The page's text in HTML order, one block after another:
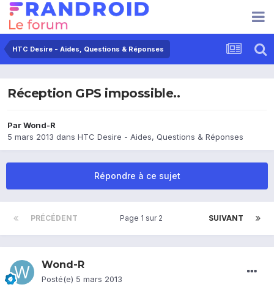
HTC Desire - Aides, Questions & Réponses
Réception GPS impossible..
ParWond-R
5 mars 2013 dans HTC Desire - Aides, Questions & Réponses
Répondre à ce sujet
PRÉCÉDENT SUIVANT
Page 1 sur 2
Wond-R
Posté(e) 5 mars 2013